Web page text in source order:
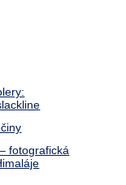
fotografická